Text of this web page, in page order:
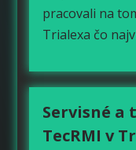
pracovali na
Trialexa čo
Servisné a
TecRMI v